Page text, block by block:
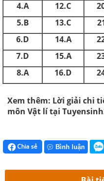
4.A
12.C
5.B
13.C
6.D
14.A
7.D
15.A
8.A
16.D
Xem thêm: Lời giải chi
môn Vật lí tại
Chia sẻ Bình luận